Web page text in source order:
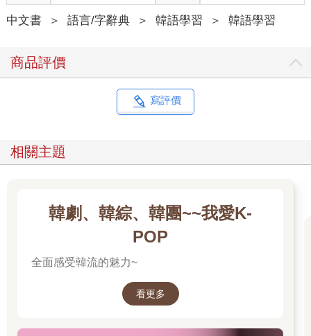
中文書 ＞ 語言/字辭典 ＞ 韓語學習 ＞ 韓語學習
商品評價
寫評價
相關主題
韓劇、韓綜、韓團~~我愛K-
POP
全面感受韓流的魅力~
看更多